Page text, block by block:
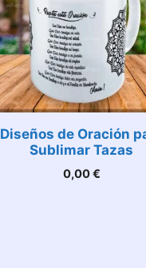
Diseños de Oración
Sublimar Tazas
0,00€